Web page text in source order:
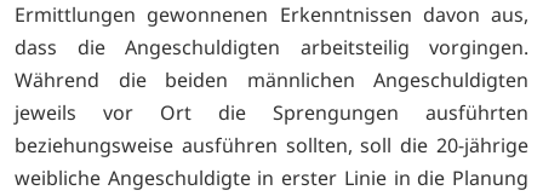
Ermittlungen gewonnenen Erkenntnissen davon aus,
dass die Angeschuldigten arbeitsteilig vorgingen.
Während die beiden männlichen Angeschuldigten
jeweils vor Ort die Sprengungen ausführten
beziehungsweise ausführen sollten, soll die 20-jährige
weibliche Angeschuldigte in erster Linie in die Planung